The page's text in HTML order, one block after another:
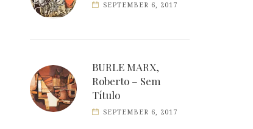
SEPTEMBER 6, 2017
BURLE MARX,
Roberto – Sem
Título
SEPTEMBER 6, 2017